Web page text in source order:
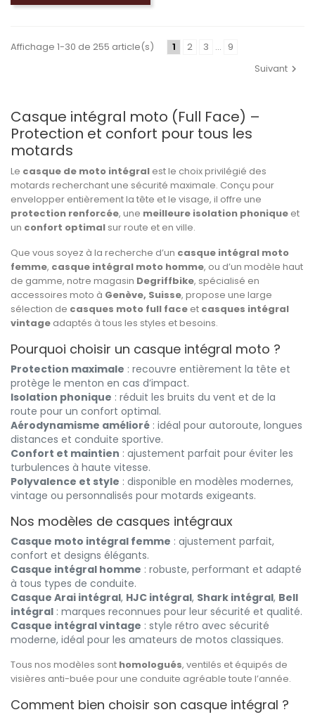
Affichage 1-30 de 255 article(s) 1 2 3 … 9
Suivant
Casque intégral moto (Full Face) –
Protection et confort pour tous les
motards
Le casque de moto intégral est le choix privilégié des
motards recherchant une sécurité maximale. Conçu pour
envelopper entièrement la tête et le visage, il offre une
protection renforcée, une meilleure isolation phonique et
un confort optimal sur route et en ville.
Que vous soyez à la recherche d’un casque intégral moto
femme, casque intégral moto homme, ou d’un modèle haut
de gamme, notre magasin Degriffbike, spécialisé en
accessoires moto à Genève, Suisse, propose une large
sélection de casques moto full face et casques intégral
vintage adaptés à tous les styles et besoins.
Pourquoi choisir un casque intégral moto ?
Protection maximale : recouvre entièrement la tête et
protège le menton en cas d’impact.
Isolation phonique : réduit les bruits du vent et de la
route pour un confort optimal.
Aérodynamisme amélioré : idéal pour autoroute, longues
distances et conduite sportive.
Confort et maintien : ajustement parfait pour éviter les
turbulences à haute vitesse.
Polyvalence et style : disponible en modèles modernes,
vintage ou personnalisés pour motards exigeants.
Nos modèles de casques intégraux
Casque moto intégral femme : ajustement parfait,
confort et designs élégants.
Casque intégral homme : robuste, performant et adapté
à tous types de conduite.
Casque Arai intégral, HJC intégral, Shark intégral, Bell
intégral : marques reconnues pour leur sécurité et qualité.
Casque intégral vintage : style rétro avec sécurité
moderne, idéal pour les amateurs de motos classiques.
Tous nos modèles sont homologués, ventilés et équipés de
visières anti-buée pour une conduite agréable toute l’année.
Comment bien choisir son casque intégral ?